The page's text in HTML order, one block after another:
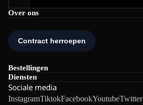
Over ons
Bestellingen
Diensten
Sociale media
InstagramTiktokFacebookYoutubeTwitter